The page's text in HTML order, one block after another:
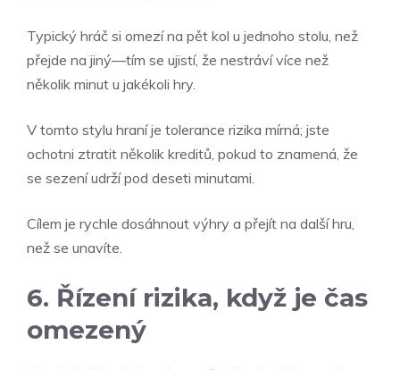
Typický hráč si omezí na pět kol u jednoho stolu, než
přejde na jiný—tím se ujistí, že nestráví více než
několik minut u jakékoli hry.
V tomto stylu hraní je tolerance rizika mírná; jste
ochotni ztratit několik kreditů, pokud to znamená, že
se sezení udrží pod deseti minutami.
Cílem je rychle dosáhnout výhry a přejít na další hru,
než se unavíte.
6. Řízení rizika, když je čas
omezený